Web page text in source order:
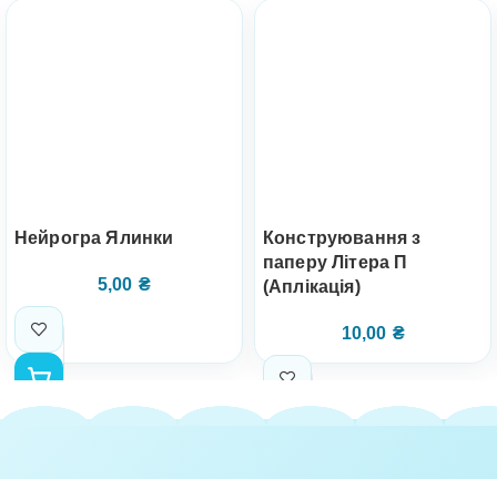
Нейрогра Ялинки
5,00 ₴
Конструювання з
паперу Літера П
(Аплікація)
10,00 ₴